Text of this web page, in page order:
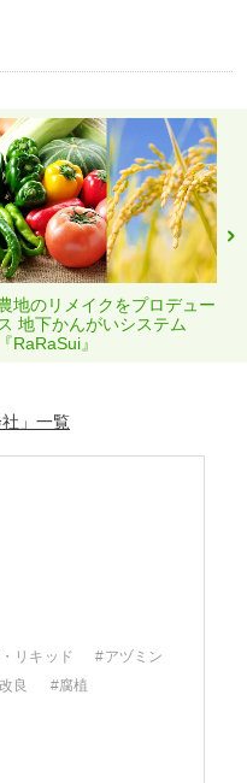
地のリメイクをプロデュー
ス 地下かんがいシステム
『RaRaSui』
」
リキッド
#アヅミン
良
#腐植